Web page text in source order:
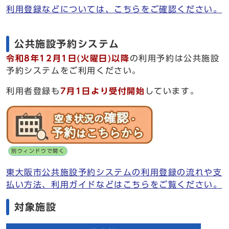
利用登録などについては、こちらをご確認ください。
公共施設予約システム
令和8年12月1日(火曜日)以降の利用予約は公共施設
予約システムをご利用ください。
利用者登録も7月1日より受付開始 しています。
別ウィンドウで開く
東大阪市公共施設予約システムの利用登録の流れや支
払い方法、利用ガイドなどはこちらをご覧ください。
対象施設